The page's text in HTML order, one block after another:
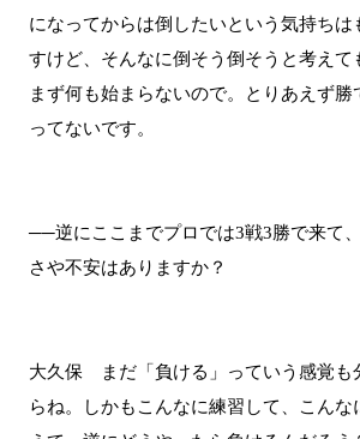
になってからは倒したいという気持ちは
すけど、そんなに倒そう倒そうと考えて
まず何も始まらないので。とりあえず勝
ってないです。
──逆にここまでプロでは3戦3勝で来て
さや不安はありますか？
大久保 まだ「負ける」っていう感覚も
らね。しかもこんなに練習して、こんな